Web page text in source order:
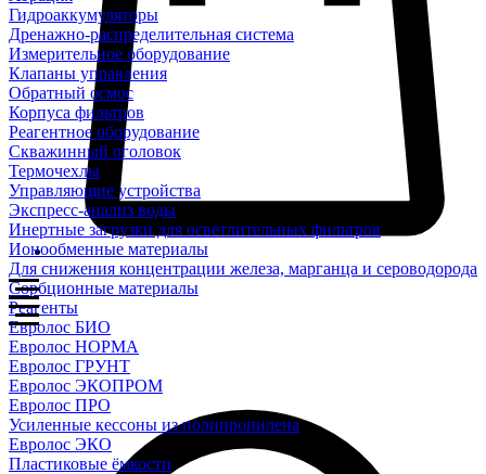
Гидроаккумуляторы
Дренажно-распределительная система
Измерительное оборудование
Клапаны управления
Обратный осмос
Корпуса фильтров
Реагентное оборудование
Скважинный оголовок
Термочехлы
Управляющие устройства
Экспресс-анализ воды
Инертные загрузки для осветлительных фильтров
Ионообменные материалы
Для снижения концентрации железа, марганца и сероводорода
Сорбционные материалы
Реагенты
Евролос БИО
Евролос НОРМА
Евролос ГРУНТ
Евролос ЭКОПРОМ
Евролос ПРО
Усиленные кессоны из полипропилена
Евролос ЭКО
Пластиковые ёмкости